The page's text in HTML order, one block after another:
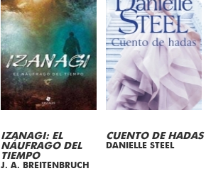
IZANAGI: EL
NÁUFRAGO DEL
TIEMPO
J. A. BREITENBRUCH
CUENTO DE HADAS
DANIELLE STEEL